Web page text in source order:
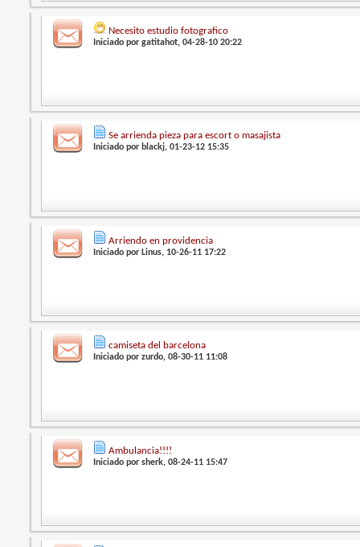
Necesito estudio fotografico
Iniciado porgatitahot, 04-28-10 20:22
Se arrienda pieza para escort o masajista
Iniciado por blackj, 01-23-12 15:35
Arriendo en providencia
Iniciado por Linus, 10-26-11 17:22
camiseta del barcelona
Iniciado porzurdo, 08-30-11 11:08
Ambulancia!!!!
Iniciado porsherk, 08-24-11 15:47